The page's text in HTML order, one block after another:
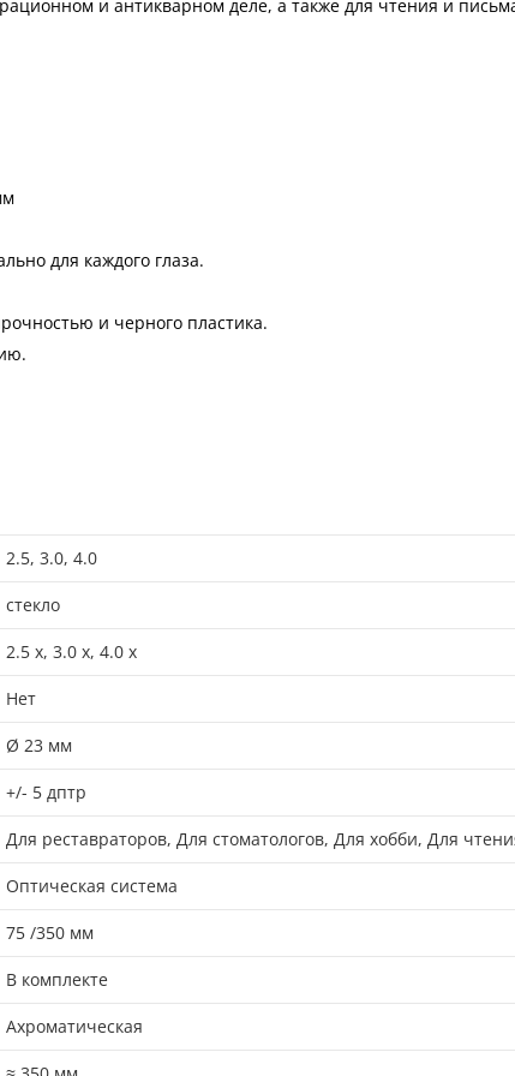
и антикварном деле, а также для чтения и
для каждого глаза.
и черного пластика.
2.5, 3.0, 4.0
стекло
2.5 х, 3.0 х, 4.0 х
Нет
Ø 23 мм
+/- 5 дптр
Для реставраторов, Для стоматологов, Для хобби, Для
Оптическая система
75 /350 мм
В комплекте
Ахроматическая